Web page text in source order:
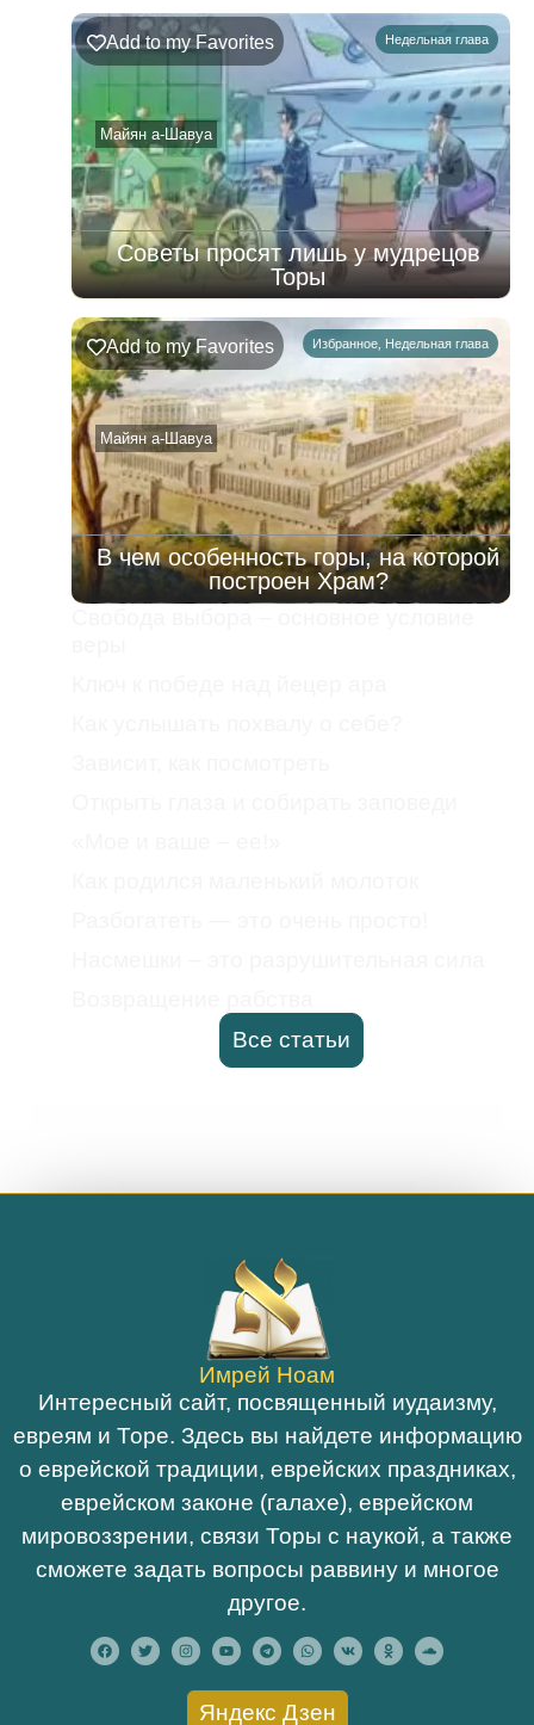
Ръэ
02.08.2026
08.08.2026
Недельная глава
Майян а-Шавуа
Add to my Favorites
Советы просят лишь у мудрецов
Торы
Избранное Недельная глава
Майян а-Шавуа
Add to my Favorites
В чем особенность горы, на которой
построен Храм?
Все статьи
Имрей Ноам
Интересный сайт, посвященный иудаизму,
евреям и Торе. Здесь вы найдете информацию
о еврейской традиции, еврейских праздниках,
еврейском законе (галахе), еврейском
мировоззрении, связи Торы с наукой, а также
сможете задать вопросы раввину и многое
другое.
Яндекс Дзен